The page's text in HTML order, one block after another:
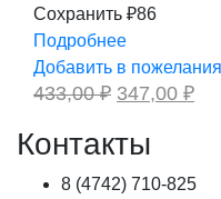
Сохранить ₽86
Подробнее
Добавить в пожелания
433,00₽
цена
433,00 ₽.
347,00 ₽
Контакты
8 (4742) 710-825